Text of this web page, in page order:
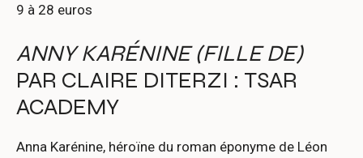
9 à 28 euros
ANNY KARÉNINE (FILLE DE)
PAR CLAIRE DITERZI : TSAR
ACADEMY
Anna Karénine, héroïne du roman éponyme de Léon